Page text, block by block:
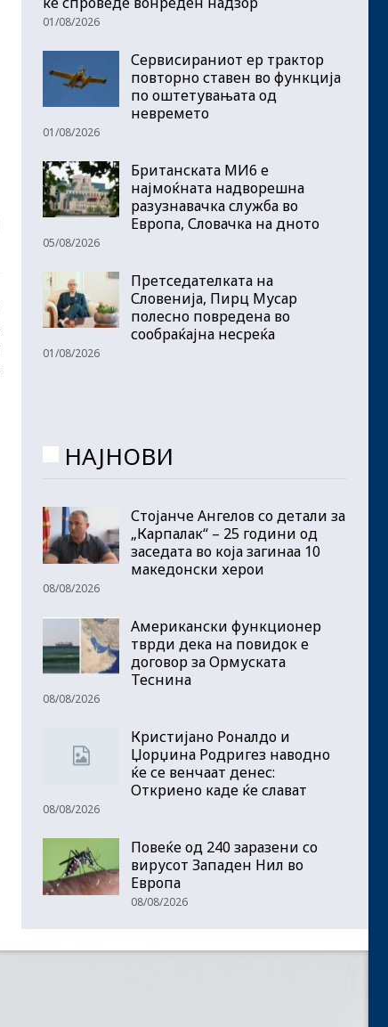
01/08/2026
Сервисираниот ер трактор
повторно ставен во функција
по оштетувањата од
невремето
01/08/2026
Британската МИ6 е
најмоќната надворешна
разузнавачка служба во
Европа, Словачка на дното
05/08/2026
Претседателката на
Словенија, Пирц Мусар
полесно повредена во
сообраќајна несреќа
01/08/2026
НАЈНОВИ
Стојанче Ангелов со детали за
„Карпалак“ – 25 години од
заседата во која загинаа 10
македонски херои
08/08/2026
Американски функционер
тврди дека на повидок е
договор за Ормуската
Теснина
08/08/2026
Кристијано Роналдо и
Џорџина Родригез наводно
ќе се венчаат денес:
Откриено каде ќе слават
08/08/2026
Повеќе од 240 заразени со
вирусот Западен Нил во
Европа
08/08/2026